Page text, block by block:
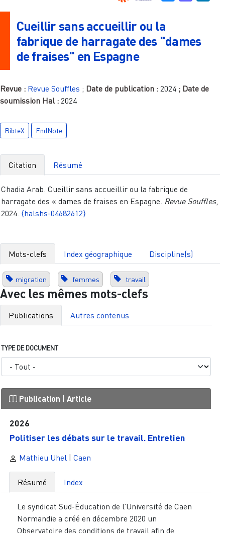
Cueillir sans accueillir ou la
fabrique de harragate des "dames
de fraises" en Espagne
Revue : Revue Souffles ; Date de publication : 2024 ; Date de
soumission Hal : 2024
BibteX EndNote
Citation Résumé
Chadia Arab. Cueillir sans accueillir ou la fabrique de
harragate des « dames de fraises en Espagne. Revue Souffles,
2024. ⟨halshs-04682612⟩
Mots-clefs Index géographique Discipline(s)
migration femmes travail
Avec les mêmes mots-clefs
Publications Autres contenus
TYPE DE DOCUMENT
Publication | Article
2026
Politiser les débats sur le travail. Entretien
Mathieu Uhel| Caen
Résumé Index
Le syndicat Sud-Éducation de l’Université de Caen
Normandie a créé en décembre 2020 un
Observatoire des conditions de travail afin de